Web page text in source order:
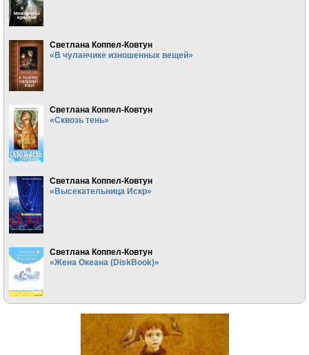
Светлана Коппел-Ковтун
«В чуланчике изношенных вещей»
Светлана Коппел-Ковтун
«Сквозь тень»
Светлана Коппел-Ковтун
«Высекательница Искр»
Светлана Коппел-Ковтун
«Жена Океана (DiskBook)»